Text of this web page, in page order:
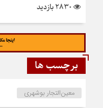
برچسب ها
معین‌التجار بوشهری